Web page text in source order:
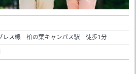
レス線 柏の葉キャンパス駅 徒歩1分